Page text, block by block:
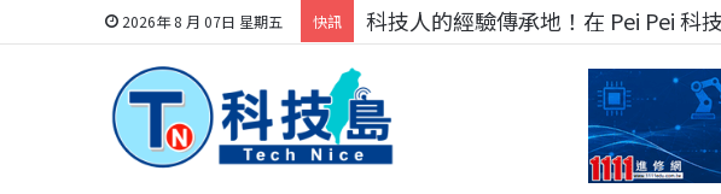
2026年 8 月 07日 星期五 快訊 科技人的經驗傳承地！在 Pei Pei 科